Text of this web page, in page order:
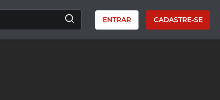
ENTRAR CADASTRE-SE